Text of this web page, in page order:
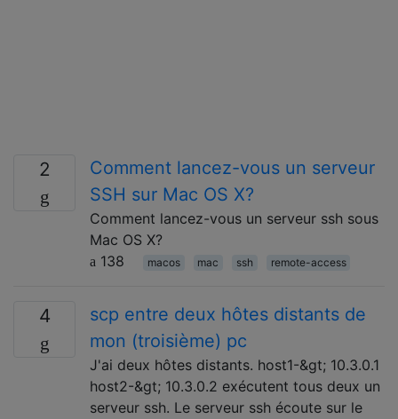
2
Comment lancez-vous un serveur
SSH sur Mac OS X?
Comment lancez-vous un serveur ssh sous
Mac OS X?
138
macos mac ssh remote-access
4
scp entre deux hôtes distants de
mon (troisième) pc
J'ai deux hôtes distants. host1-&gt; 10.3.0.1
host2-&gt; 10.3.0.2 exécutent tous deux un
serveur ssh. Le serveur ssh écoute sur le